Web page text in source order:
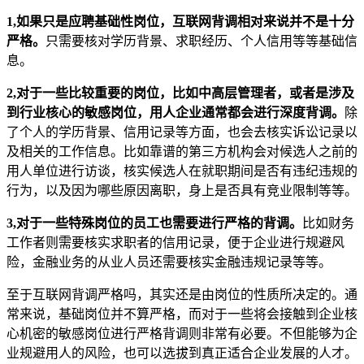
1,如果只是应聘基础性岗位，互联网背调相对来说并不是十分
严格。
只需要核对学历背景、求职经历、个人信用等等基础信
息。
2,对于一些比较重要的岗位，比如中高层管理者，或者是涉及
到行业核心的敏感岗位，用人企业通常都会进行深度背调。
除
了个人的学历背景、信用记录等方面，也会去核实诉讼记录以
及相关的工作信息。比如靠谱的第三方机构会对候选人之前的
用人单位进行访谈，核实候选人在就职期间是否有违纪违规的
行为，以及因为哪些原因离职，身上是否具有竞业限制等等。
3,对于一些特殊岗位的员工也需要进行严格的背调。
比如财务
工作者则需要核实求职者的信用记录，便于企业进行规避风
险，金融业务的从业人员还需要核实金融违规记录等等。
至于互联网背调严格吗，其实还是由岗位的性质所决定的。通
常来说，基础岗位并不算严格，而对于一些将会接触到企业核
心机密的敏感岗位进行严格背调则非常有必要。不但能够为企
业规避用人的风险，也可以选拔到真正适合企业发展的人才。